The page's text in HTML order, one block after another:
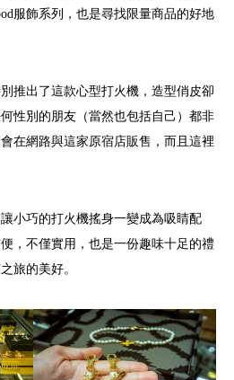
服飾系列，也是尋找限量商品的好地
推出了這款心型打火機，造型俏皮卻
性別的朋友（當然也包括自己）都非
在網路與這家原宿店販售，而且這裡
小巧的打火機搖身一變成為吸睛配
，不僅實用，也是一份趣味十足的禮
旅的美好。